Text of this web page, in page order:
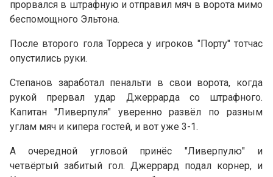
прорвался в штрафную и отправил мяч в ворота мимо
беспомощного Эльтона.
После второго гола Торреса у игроков "Порту" тотчас
опустились руки.
Степанов заработал пенальти в свои ворота, когда
рукой прервал удар Джеррарда со штрафного.
Капитан "Ливерпуля" уверенно развёл по разным
углам мяч и кипера гостей, и вот уже 3-1.
А очередной угловой принёс "Ливерпулю" и
четвёртый забитый гол. Джеррард подал корнер, и